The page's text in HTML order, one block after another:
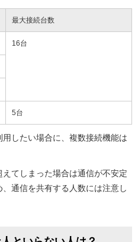
最大接続台数
16台
5台
したい場合に、複数接続機能は
てしまった場合は通信が不安定
通信を共有する人数には注意し